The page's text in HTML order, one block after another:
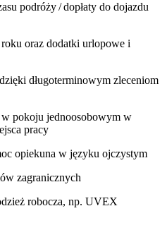
podróży / dopłaty do dojazdu
oraz dodatki urlopowe i
długoterminowym zleceniom
pokoju jednoosobowym w
pracy
opiekuna w języku ojczystym
zagranicznych
robocza, np. UVEX